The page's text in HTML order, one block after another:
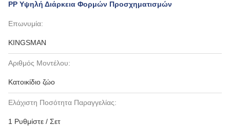
PP Υψηλή Διάρκεια Φορμών Προσχηματισμών
Επωνυμία:
KINGSMAN
Αριθμός Μοντέλου:
Κατοικίδιο ζώο
Ελάχιστη Ποσότητα Παραγγελίας:
1 Ρυθμίστε / Σετ